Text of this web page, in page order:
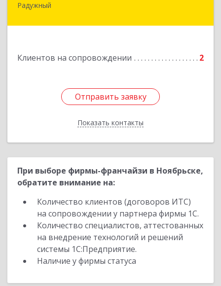
Радужный
Клиентов на сопровождении 2
Отправить заявку
Показать контакты
628464, ХМАО-Югра, г. Радужный, 1 мкн.,
Отправить заявку
Назад
При выборе фирмы-франчайзи в Ноябрьске,
обратите внимание на:
Количество клиентов (договоров ИТС)
на сопровождении у партнера фирмы 1С.
Количество специалистов, аттестованных
на внедрение технологий и решений
системы 1С:Предприятие.
Наличие у фирмы статуса